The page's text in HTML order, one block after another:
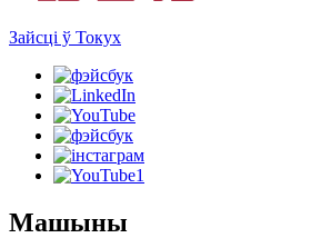
Зайсці ў Токух
Машыны